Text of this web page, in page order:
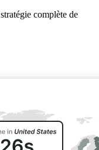
complète de